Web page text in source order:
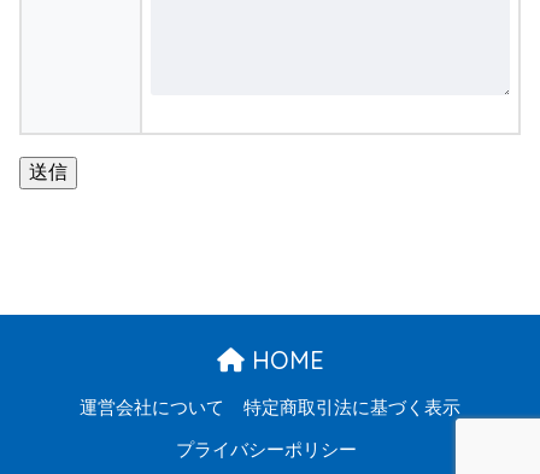
HOME
運営会社について 特定商取引法に基づく表示
プライバシーポリシー